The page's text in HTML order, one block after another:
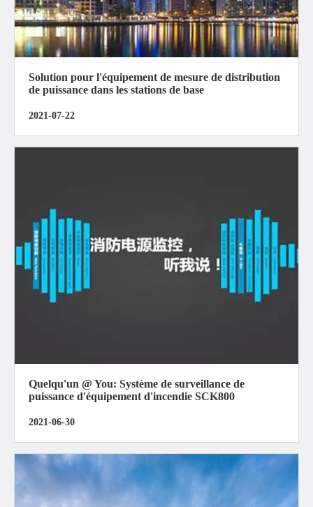
Solution pour l'équipement de mesure de distribution
de puissance dans les stations de base
2021-07-22
Quelqu'un @ You: Système de surveillance de
puissance d'équipement d'incendie SCK800
2021-06-30